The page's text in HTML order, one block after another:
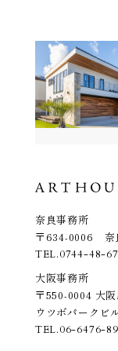
奈良事務所
〒634-0006 奈
TEL.0744-48-
大阪事務所
〒550-0004 大
ウツボパークビ
TEL.06-6476-